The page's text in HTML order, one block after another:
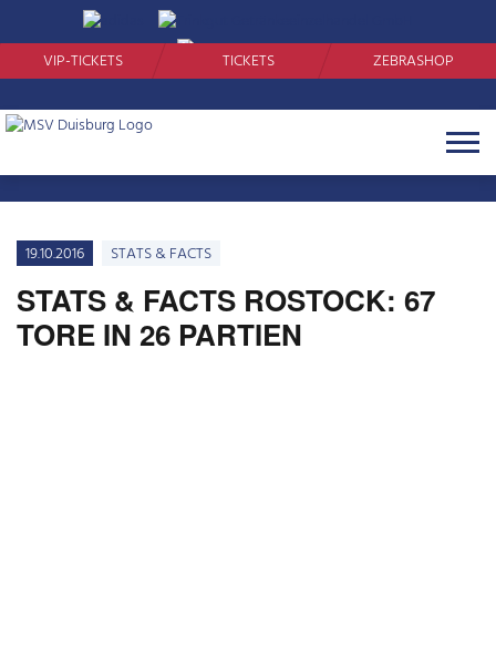
VIP-TICKETS TICKETS ZEBRASHOP
19.10.2016 STATS & FACTS
STATS & FACTS ROSTOCK: 67
TORE IN 26 PARTIEN